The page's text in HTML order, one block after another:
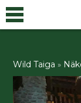
Wild Taiga »